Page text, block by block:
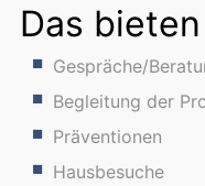
Das
Gespräche/
Begleitung der
Präventionen
Hausbesuche